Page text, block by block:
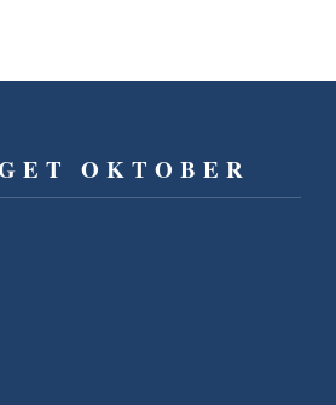
OKTOBER